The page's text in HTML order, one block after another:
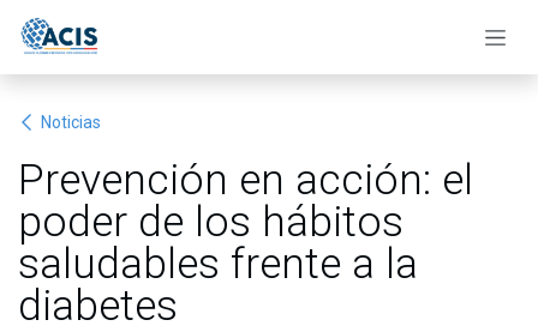
Noticias
Prevención en acción: el
poder de los hábitos
saludables frente a la
diabetes